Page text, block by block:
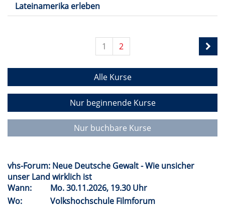
Lateinamerika erleben
1 2
Alle Kurse
Nur beginnende Kurse
Nur buchbare Kurse
vhs-Forum: Neue Deutsche Gewalt - Wie unsicher
unser Land wirklich ist
Wann:
Mo.30.11.2026, 19.30 Uhr
Wo:
Volkshochschule Filmforum